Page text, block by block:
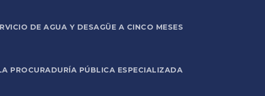
DE AGUA Y DESAGÜE A CINCO MESES
PROCURADURÍA PÚBLICA ESPECIALIZADA